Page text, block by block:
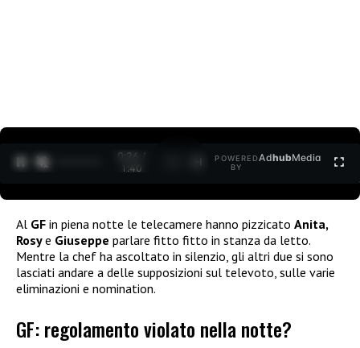
0:28 /
1:40
POWERED
BY
AdhubMedia
Al GF in piena notte le telecamere hanno pizzicato Anita,
Rosye Giuseppe parlare fitto fitto in stanza da letto.
Mentre la chef ha ascoltato in silenzio, gli altri due si sono
lasciati andare a delle supposizioni sul televoto, sulle varie
eliminazioni e nomination.
GF: regolamento violato nella notte?